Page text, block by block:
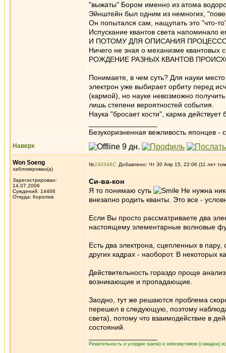
"выжаты" Бором именно из атома
Эйнштейн был одним из немногих,
Он попытался сам, нащупать это "что-
Испускание квантов света
И ПОТОМУ ДЛЯ ОПИСАНИЯ
Ничего не зная о механизме квантовых
РОЖДЕНИЕ РАЗНЫХ КВАНТОВ
Понимаете, в чем суть? Для науки
электрон уже выбирает орбиту перед
(кармой), но науке невозможно
лишь степени вероятностей события.
Наука "бросает кости", карма
Безукоризненная вежливость японцев -
Наверх
Won Soeng
заблокирован(а)
Зарегистрирован:
14.07.2006
Суждений: 14466
Откуда: Королев
№240348 Добавлено: Чт 30 Апр 15, 22:06 (11 лет
Си-ва-кон
Я то понимаю суть
Не нужна
внезапно родить кванты. Это все -
Если Вы просто рассматриваете два
настоящему элементарные волновые
Есть два электрона, сцепленных в
других кадрах - наоборот. В некоторых
Действительность гораздо проще
возникающие и пропадающие.
Заодно, тут же решаются проблема
перешел в следующую, поэтому
света), потому что взаимодействие в
состояний.
Решительность и усердие (шила) в невозмутимом (самадхи)